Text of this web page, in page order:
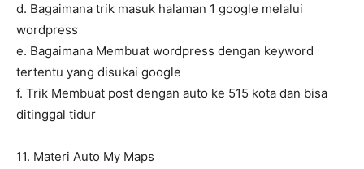
d. Bagaimana trik masuk halaman 1 google melalui
wordpress
e. Bagaimana Membuat wordpress dengan keyword
tertentu yang disukai google
f. Trik Membuat post dengan auto ke 515 kota dan bisa
ditinggal tidur
11. Materi Auto My Maps